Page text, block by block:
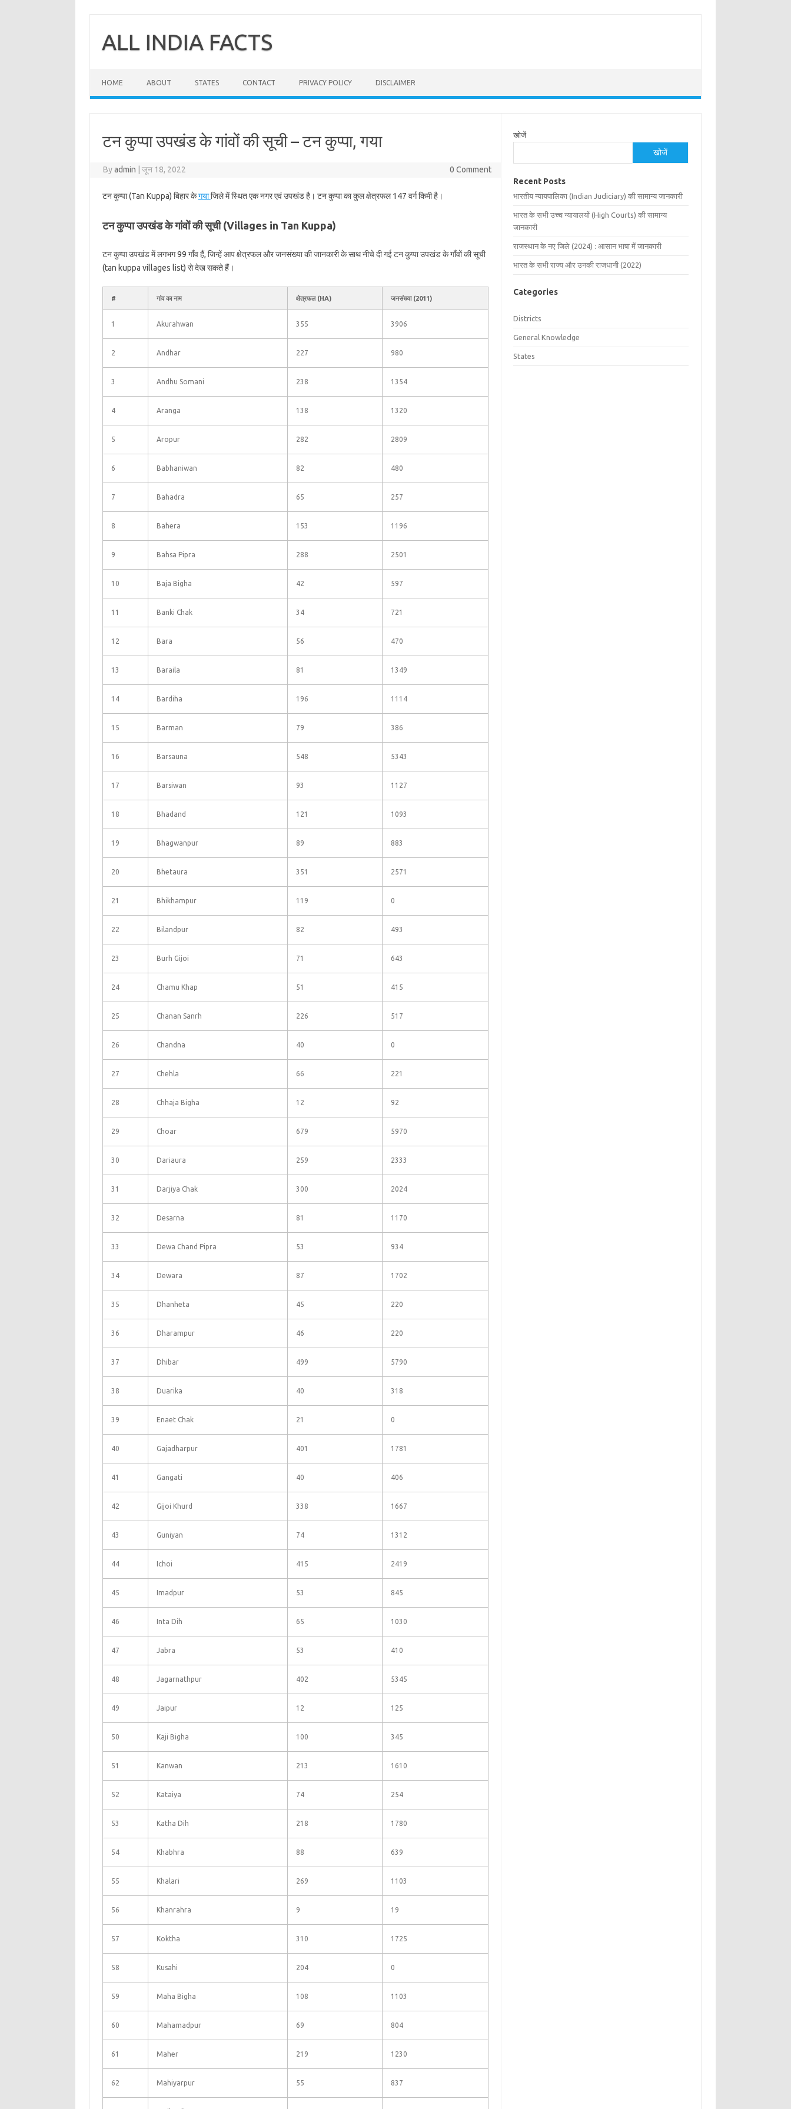
contentALL INDIA FACTS
HOME ABOUT STATES CONTACT PRIVACY POLICY DISCLAIMER
टन कुप्पा उपखंड के गांवों की सूची – टन कुप्पा, गया
Byadmin जून 18, 2022 0 Comment
टन कुप्पा (Tan Kuppa) बिहार केगयाजिले में स्थित एक नगर एवं उपखंड है। टन कुप्पा का कुल क्षेत्रफल 147 वर्ग किमी है।
टन कुप्पा उपखंड के गांवों की सूची (Villages in Tan Kuppa)
टन कुप्पा उपखंड में लगभग 99 गाँव हैं, जिन्हें आप क्षेत्रफल और जनसंख्या की जानकारी के साथ नीचे दी गई टन कुप्पा उपखंड के गाँवों की सूची
(tan kuppa villages list) से देख सकते हैं।
# गांव का नाम क्षेत्रफल (HA) जनसंख्या (2011)
1 Akurahwan 355 3906
2 Andhar 227 980
3 Andhu Somani 238 1354
4 Aranga 138 1320
5 Aropur 282 2809
6 Babhaniwan 82 480
7 Bahadra 65 257
8 Bahera 153 1196
9 Bahsa Pipra 288 2501
10 Baja Bigha 42 597
11 Banki Chak 34 721
12 Bara 56 470
13 Baraila 81 1349
14 Bardiha 196 1114
15 Barman 79 386
16 Barsauna 548 5343
17 Barsiwan 93 1127
18 Bhadand 121 1093
19 Bhagwanpur 89 883
20 Bhetaura 351 2571
21 Bhikhampur 119 0
22 Bilandpur 82 493
23 Burh Gijoi 71 643
24 Chamu Khap 51 415
25 Chanan Sanrh 226 517
26 Chandna 40 0
27 Chehla 66 221
28 Chhaja Bigha 12 92
29 Choar 679 5970
30 Dariaura 259 2333
31 Darjiya Chak 300 2024
32 Desarna 81 1170
33 Dewa Chand Pipra 53 934
34 Dewara 87 1702
35 Dhanheta 45 220
36 Dharampur 46 220
37 Dhibar 499 5790
38 Duarika 40 318
39 Enaet Chak 21 0
40 Gajadharpur 401 1781
41 Gangati 40 406
42 Gijoi Khurd 338 1667
43 Guniyan 74 1312
44 Ichoi 415 2419
45 Imadpur 53 845
46 Inta Dih 65 1030
47 Jabra 53 410
48 Jagarnathpur 402 5345
49 Jaipur 12 125
50 Kaji Bigha 100 345
51 Kanwan 213 1610
52 Kataiya 74 254
53 Katha Dih 218 1780
54 Khabhra 88 639
55 Khalari 269 1103
56 Khanrahra 9 19
57 Koktha 310 1725
58 Kusahi 204 0
59 Maha Bigha 108 1103
60 Mahamadpur 69 804
61 Maher 219 1230
62 Mahiyarpur 55 837
खोजें
खोजें
Recent Posts
भारतीय न्यायपालिका (Indian Judiciary) की सामान्य जानकारी
भारत के सभी उच्च न्यायालयों (High Courts) की सामान्य
जानकारी
राजस्थान के नए जिले (2024) : आसान भाषा में जानकारी
भारत के सभी राज्य और उनकी राजधानी (2022)
Categories
Districts
General Knowledge
States